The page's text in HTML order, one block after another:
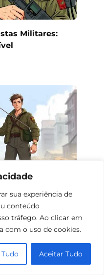
sua experiência de
conteúdo
tráfego. Ao clicar em
com o uso de cookies.
Aceitar Tudo
Militares:
Partisans e